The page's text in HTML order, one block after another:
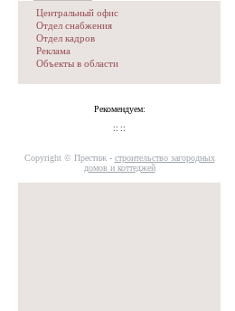
Центральный офис
Отдел снабжения
Отдел кадров
Реклама
Объекты в области
Рекомендуем:
:: ::
Copyright © Престиж - строительство загородных
домов и коттеджей